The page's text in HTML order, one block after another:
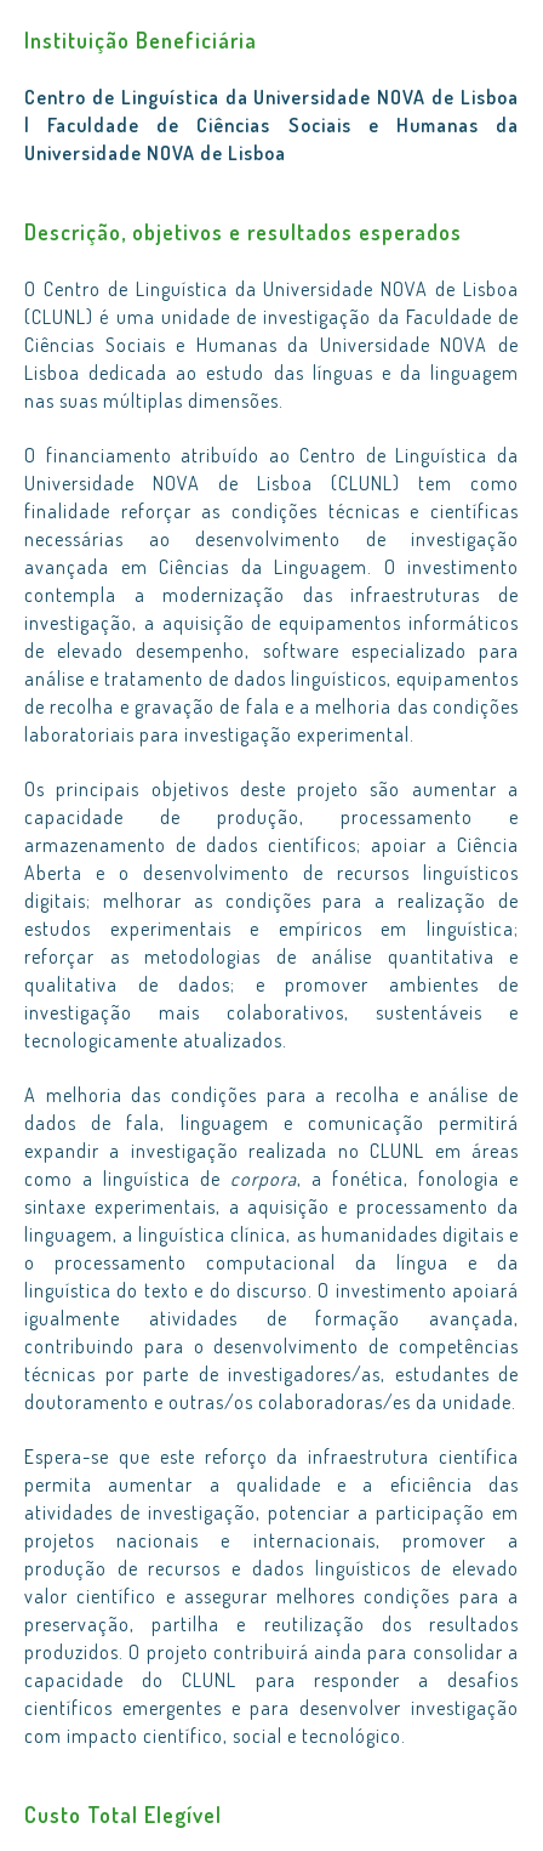
Instituição Beneficiária
Centro de Linguística da Universidade NOVA de Lisboa
| Faculdade de Ciências Sociais e Humanas da
Universidade NOVA de Lisboa
Descrição, objetivos e resultados esperados
O Centro de Linguística da Universidade NOVA de Lisboa
(CLUNL) é uma unidade de investigação da Faculdade de
Ciências Sociais e Humanas da Universidade NOVA de
Lisboa dedicada ao estudo das línguas e da linguagem
nas suas múltiplas dimensões.
O financiamento atribuído ao Centro de Linguística da
Universidade NOVA de Lisboa (CLUNL) tem como
finalidade reforçar as condições técnicas e científicas
necessárias ao desenvolvimento de investigação
avançada em Ciências da Linguagem. O investimento
contempla a modernização das infraestruturas de
investigação, a aquisição de equipamentos informáticos
de elevado desempenho, software especializado para
análise e tratamento de dados linguísticos, equipamentos
de recolha e gravação de fala e a melhoria das condições
laboratoriais para investigação experimental.
Os principais objetivos deste projeto são aumentar a
capacidade de produção, processamento e
armazenamento de dados científicos; apoiar a Ciência
Aberta e o desenvolvimento de recursos linguísticos
digitais; melhorar as condições para a realização de
estudos experimentais e empíricos em linguística;
reforçar as metodologias de análise quantitativa e
qualitativa de dados; e promover ambientes de
investigação mais colaborativos, sustentáveis e
tecnologicamente atualizados.
A melhoria das condições para a recolha e análise de
dados de fala, linguagem e comunicação permitirá
expandir a investigação realizada no CLUNL em áreas
como a linguística de corpora, a fonética, fonologia e
sintaxe experimentais, a aquisição e processamento da
linguagem, a linguística clínica, as humanidades digitais e
o processamento computacional da língua e da
linguística do texto e do discurso. O investimento apoiará
igualmente atividades de formação avançada,
contribuindo para o desenvolvimento de competências
técnicas por parte de investigadores/as, estudantes de
doutoramento e outras/os colaboradoras/es da unidade.
Espera-se que este reforço da infraestrutura científica
permita aumentar a qualidade e a eficiência das
atividades de investigação, potenciar a participação em
projetos nacionais e internacionais, promover a
produção de recursos e dados linguísticos de elevado
valor científico e assegurar melhores condições para a
preservação, partilha e reutilização dos resultados
produzidos. O projeto contribuirá ainda para consolidar a
capacidade do CLUNL para responder a desafios
científicos emergentes e para desenvolver investigação
com impacto científico, social e tecnológico.
Custo Total Elegível